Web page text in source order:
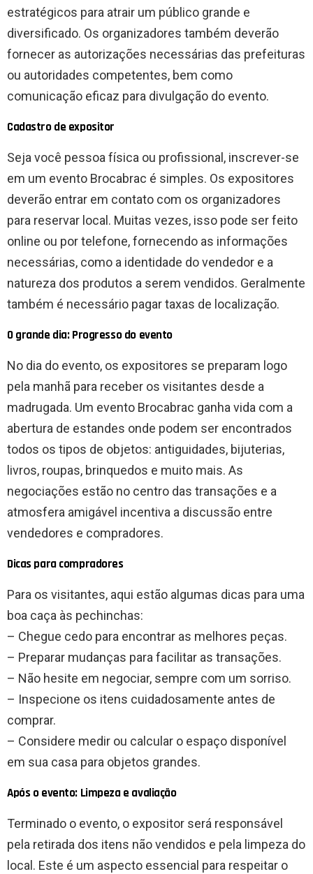
estratégicos para atrair um público grande e
diversificado. Os organizadores também deverão
fornecer as autorizações necessárias das prefeituras
ou autoridades competentes, bem como
comunicação eficaz para divulgação do evento.
Cadastro de expositor
Seja você pessoa física ou profissional, inscrever-se
em um evento Brocabrac é simples. Os expositores
deverão entrar em contato com os organizadores
para reservar local. Muitas vezes, isso pode ser feito
online ou por telefone, fornecendo as informações
necessárias, como a identidade do vendedor e a
natureza dos produtos a serem vendidos. Geralmente
também é necessário pagar taxas de localização.
O grande dia: Progresso do evento
No dia do evento, os expositores se preparam logo
pela manhã para receber os visitantes desde a
madrugada. Um evento Brocabrac ganha vida com a
abertura de estandes onde podem ser encontrados
todos os tipos de objetos: antiguidades, bijuterias,
livros, roupas, brinquedos e muito mais. As
negociações estão no centro das transações e a
atmosfera amigável incentiva a discussão entre
vendedores e compradores.
Dicas para compradores
Para os visitantes, aqui estão algumas dicas para uma
boa caça às pechinchas:
– Chegue cedo para encontrar as melhores peças.
– Preparar mudanças para facilitar as transações.
– Não hesite em negociar, sempre com um sorriso.
– Inspecione os itens cuidadosamente antes de
comprar.
– Considere medir ou calcular o espaço disponível
em sua casa para objetos grandes.
Após o evento: Limpeza e avaliação
Terminado o evento, o expositor será responsável
pela retirada dos itens não vendidos e pela limpeza do
local. Este é um aspecto essencial para respeitar o